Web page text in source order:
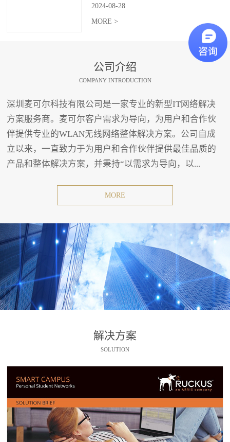
2024-08-28
MORE >
公司介绍
COMPANY INTRODUCTION
深圳麦可尔科技有限公司是一家专业的新型IT网络解决
方案服务商。麦可尔客户需求为导向，为用户和合作伙
伴提供专业的WLAN无线网络整体解决方案。公司自成
立以来，一直致力于为用户和合作伙伴提供最佳品质的
产品和整体解决方案，并秉持“以需求为导向，以...
MORE
解决方案
SOLUTION